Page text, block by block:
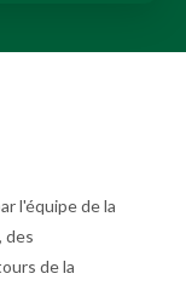
l'équipe de la
des
de la